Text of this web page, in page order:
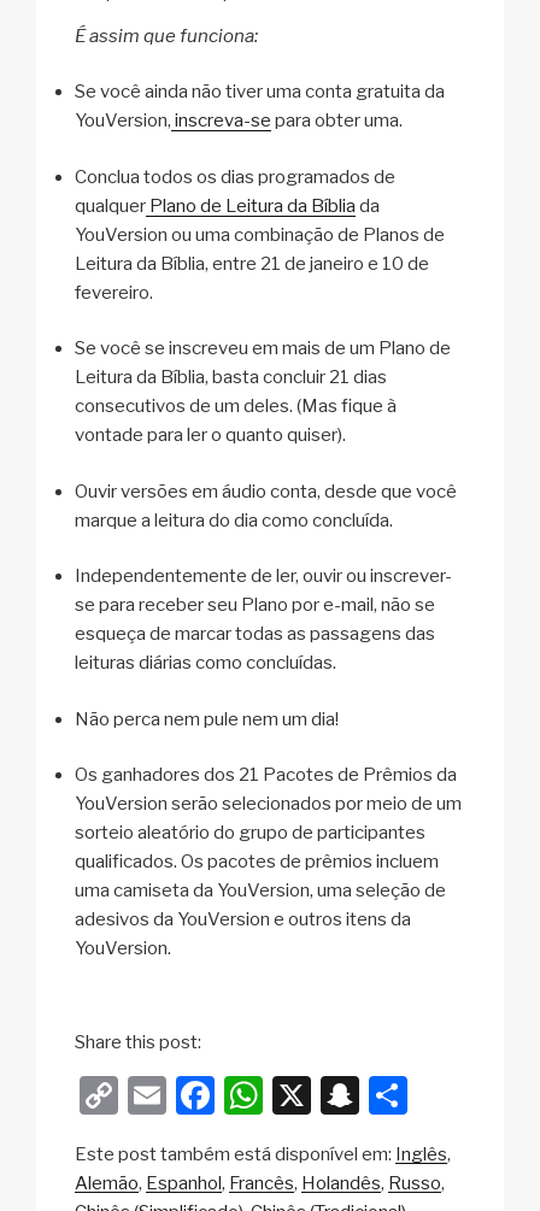
É assim que funciona:
Se você ainda não tiver uma conta gratuita da
YouVersion, inscreva-se para obter uma.
Conclua todos os dias programados de
qualquer Plano de Leitura da Bíblia da
YouVersion ou uma combinação de Planos de
Leitura da Bíblia, entre 21 de janeiro e 10 de
fevereiro.
Se você se inscreveu em mais de um Plano de
Leitura da Bíblia, basta concluir 21 dias
consecutivos de um deles. (Mas fique à
vontade para ler o quanto quiser).
Ouvir versões em áudio conta, desde que você
marque a leitura do dia como concluída.
Independentemente de ler, ouvir ou inscrever-
se para receber seu Plano por e-mail, não se
esqueça de marcar todas as passagens das
leituras diárias como concluídas.
Não perca nem pule nem um dia!
Os ganhadores dos 21 Pacotes de Prêmios da
YouVersion serão selecionados por meio de um
sorteio aleatório do grupo de participantes
qualificados. Os pacotes de prêmios incluem
uma camiseta da YouVersion, uma seleção de
adesivos da YouVersion e outros itens da
YouVersion.
Share this post:
C
p
E
ail
F
c
W
at
X
S
a ar
Este post também está disponível em: Inglês
Alemão Espanhol Francês Holandês Russo